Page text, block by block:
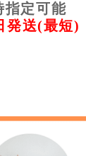
指定可能
発送(最短)